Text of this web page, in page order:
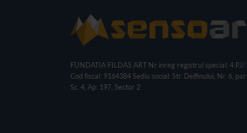
FUNDATIA FILDAS ART Nr inreg registrul special: 4 PJ/
Cod fiscal: 9164384 Sediu social: Str. Delfinului, Nr. 6,
Sc. 4, Ap. 197, Sector 2